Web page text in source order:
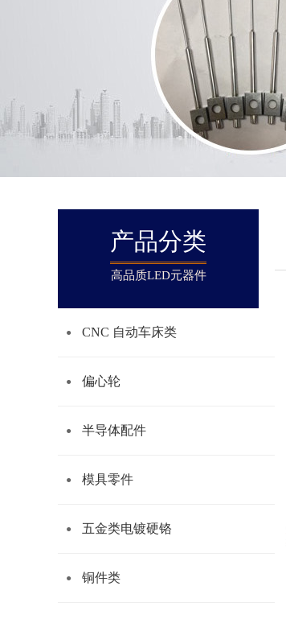
产品分类
高品质LED元器件
CNC 自动车床类
偏心轮
半导体配件
模具零件
五金类电镀硬铬
铜件类